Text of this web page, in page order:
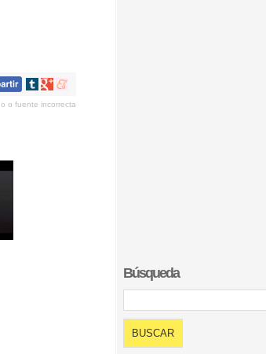
Compartir
tumblr
Compartir
Google+
Compartir
meneame
o fuente incorrecta
Búsqueda